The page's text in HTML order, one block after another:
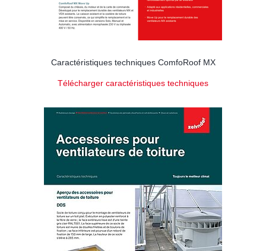
Caractéristiques techniques ComfoRoof MX
Télécharger caractéristiques techniques